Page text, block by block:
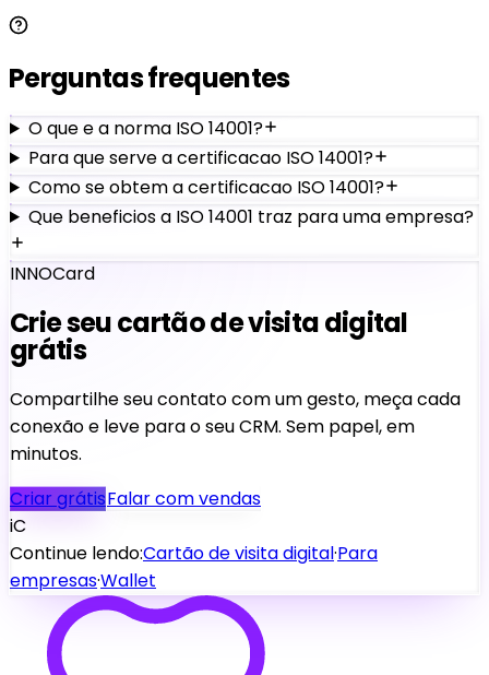
Perguntas frequentes
O que e a norma ISO 14001?
Para que serve a certificacao ISO 14001?
Como se obtem a certificacao ISO 14001?
Que beneficios a ISO 14001 traz para uma empresa?
INNOCard
Crie seu cartão de visita digital
grátis
Compartilhe seu contato com um gesto, meça cada
conexão e leve para o seu CRM. Sem papel, em
minutos.
Criar grátisFalar com vendas
iC
Continue lendo:Cartão de visita digital·Para
empresas·Wallet